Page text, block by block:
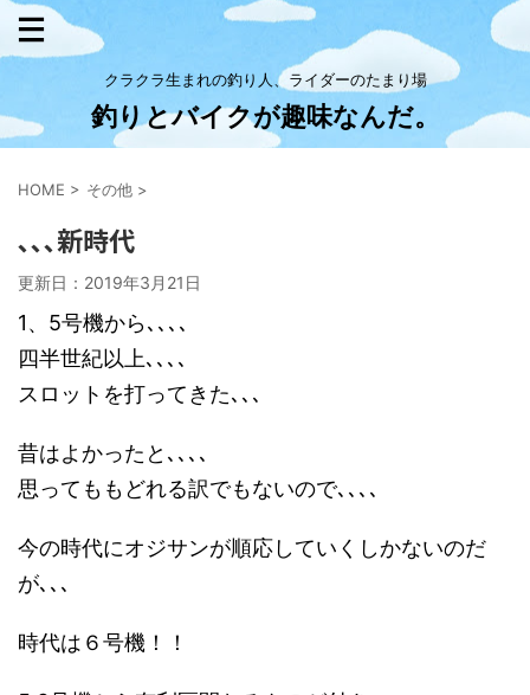
クラクラ生まれの釣り人、ライダーのたまり場
釣りとバイクが趣味なんだ。
HOME > その他 >
､､､新時代
更新日： 2019年3月21日
1、5号機から､､､､
四半世紀以上､､､､
スロットを打ってきた､､､
昔はよかったと､､､､
思ってももどれる訳でもないので､､､､
今の時代にオジサンが順応していくしかないのだ
が､､､
時代は６号機！！